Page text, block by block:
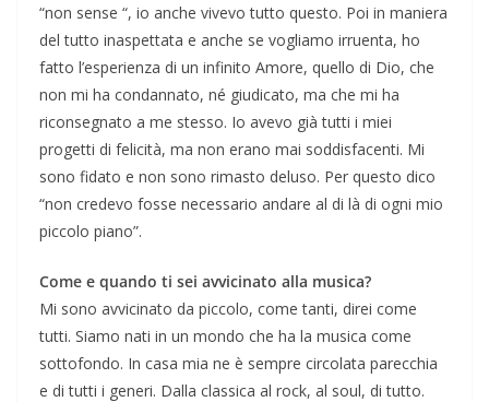
“non sense “, io anche vivevo tutto questo. Poi in maniera
del tutto inaspettata e anche se vogliamo irruenta, ho
fatto l’esperienza di un infinito Amore, quello di Dio, che
non mi ha condannato, né giudicato, ma che mi ha
riconsegnato a me stesso. Io avevo già tutti i miei
progetti di felicità, ma non erano mai soddisfacenti. Mi
sono fidato e non sono rimasto deluso. Per questo dico
“non credevo fosse necessario andare al di là di ogni mio
piccolo piano”.
Come e quando ti sei avvicinato alla musica?
Mi sono avvicinato da piccolo, come tanti, direi come
tutti. Siamo nati in un mondo che ha la musica come
sottofondo. In casa mia ne è sempre circolata parecchia
e di tutti i generi. Dalla classica al rock, al soul, di tutto.